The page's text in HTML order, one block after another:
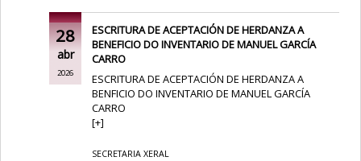
28
abr
2026
ESCRITURA DE ACEPTACIÓN DE HERDANZA A
BENEFICIO DO INVENTARIO DE MANUEL GARCÍA
CARRO
ESCRITURA DE ACEPTACIÓN DE HERDANZA A
BENFICIO DO INVENTARIO DE MANUEL GARCÍA
CARRO
[+]
SECRETARIA XERAL